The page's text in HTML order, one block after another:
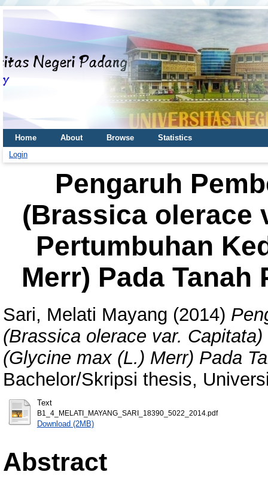
Home About Browse
Statistics
Login
Pengaruh
(Brassica olerace
Pertumbuhan
Merr) Pada
Sari, Melati Mayang (2014)
(Brassica olerace var.
(Glycine max (L.) Merr) Pada
Bachelor/Skripsi thesis,
Text
B1_4_MELATI_MAYANG_SARI_18390_5022_2014.pdf
Download (2MB)
Abstract